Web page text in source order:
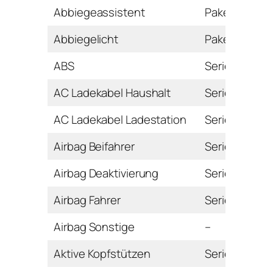
Abbiegeassistent
Paket
Abbiegelicht
Paket
ABS
Serie
AC Ladekabel Haushalt
Serie
AC Ladekabel Ladestation
Serie
Airbag Beifahrer
Serie
Airbag Deaktivierung
Serie
Airbag Fahrer
Serie
Airbag Sonstige
–
Aktive Kopfstützen
Serie